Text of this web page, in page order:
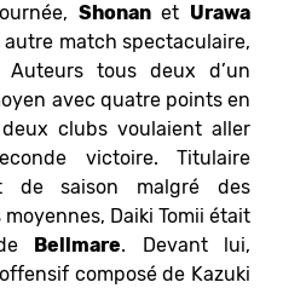
Shonanet Urawa
match spectaculaire,
tous deux d’un
avec quatre points en
clubs voulaient aller
victoire. Titulaire
de saison malgré des
Daiki Tomii était
Bellmare. Devant lui,
composé de Kazuki